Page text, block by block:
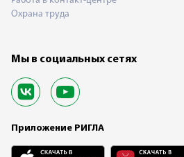
Охрана труда
Мы в социальных сетях
Приложение РИГЛА